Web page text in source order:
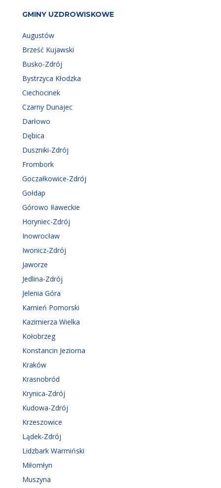
GMINY UZDROWISKOWE
Augustów
Brześć Kujawski
Busko-Zdrój
Bystrzyca Kłodzka
Ciechocinek
Czarny Dunajec
Darłowo
Dębica
Duszniki-Zdrój
Frombork
Goczałkowice-Zdrój
Gołdap
Górowo Iławeckie
Horyniec-Zdrój
Inowrocław
Iwonicz-Zdrój
Jaworze
Jedlina-Zdrój
Jelenia Góra
Kamień Pomorski
Kazimierza Wielka
Kołobrzeg
Konstancin Jeziorna
Kraków
Krasnobród
Krynica-Zdrój
Kudowa-Zdrój
Krzeszowice
Lądek-Zdrój
Lidzbark Warmiński
Miłomłyn
Muszyna